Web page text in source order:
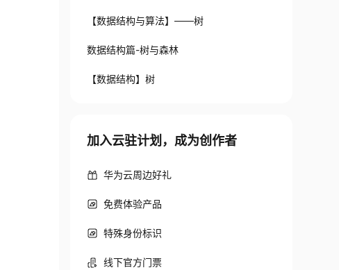
【数据结构与算法】——树
数据结构篇-树与森林
【数据结构】树
加入云驻计划，成为创作者
华为云周边好礼
免费体验产品
特殊身份标识
线下官方门票